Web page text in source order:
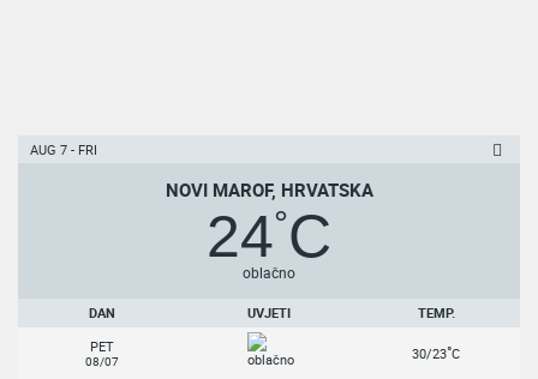
AUG 7 - FRI
NOVI MAROF, HRVATSKA
24°C
oblačno
DAN UVJETI
TEMP.
PET
08/07 30/23°C